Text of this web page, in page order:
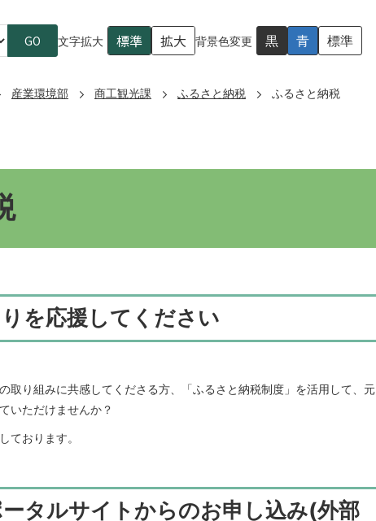
GO 文字拡大 標準 拡大 背景色変更 黒 青 標準
産業環境部 商工観光課 ふるさと納税 ふるさと納税
を応援してください
取り組みに共感してくださる方、「ふるさと納税制度」を活用して、元
いただけませんか？
ております。
タルサイトからのお申し込み(外部